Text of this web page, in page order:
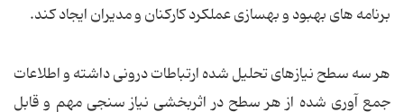
برنامه های بهبود و بهسازی عملكرد كاركنان و مدیران ایجاد كند.
هر سه سطح نیازهای تحلیل شده ارتباطات درونی داشته و اطلاعات
جمع آوری شده از هر سطح در اثربخشی نیاز سنجی مهم و قابل